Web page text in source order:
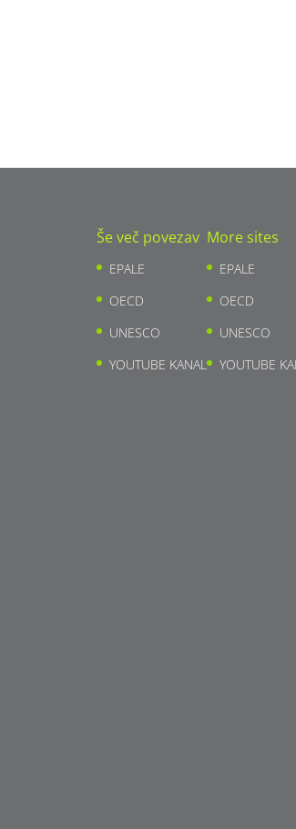
Še več povezav
EPALE
OECD
UNESCO
YOUTUBE KANAL
More sites
EPALE
OECD
UNESCO
YOUTUBE